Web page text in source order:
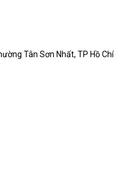
Tân Sơn Nhất, TP Hồ Chí